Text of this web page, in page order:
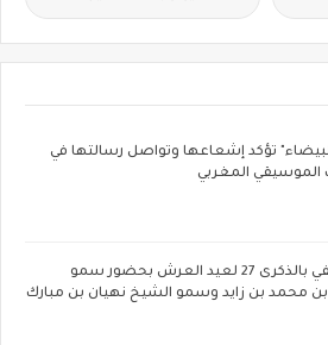
تؤكد إشعاعها وتواصل رسالتها في
الموسيقي المغربي
أبوظبي تحتفي بالذكرى 27 لعيد العرش بحضور سمو
بن محمد بن زايد وسمو الشيخ نهيان بن مبارك